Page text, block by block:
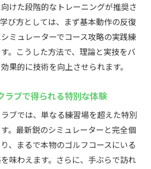
けた段階的なトレーニングが推奨さ
び方としては、まず基本動作の反復
ミュレーターでコース攻略の実践練
。こうした方法で、理論と実技をバ
果的に技術を向上させられます。
ラブで得られる特別な体験
ブでは、単なる練習場を超えた特別
。最新鋭のシミュレーターと完全個
、まるで本物のゴルフコースにいる
味わえます。さらに、手ぶらで訪れ